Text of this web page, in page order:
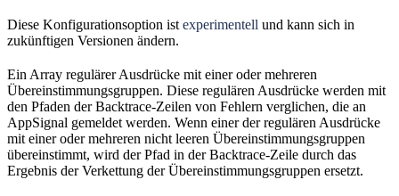
Diese Konfigurationsoption ist experimentell und kann sich in
zukünftigen Versionen ändern.
Ein Array regulärer Ausdrücke mit einer oder mehreren
Übereinstimmungsgruppen. Diese regulären Ausdrücke werden mit
den Pfaden der Backtrace-Zeilen von Fehlern verglichen, die an
AppSignal gemeldet werden. Wenn einer der regulären Ausdrücke
mit einer oder mehreren nicht leeren Übereinstimmungsgruppen
übereinstimmt, wird der Pfad in der Backtrace-Zeile durch das
Ergebnis der Verkettung der Übereinstimmungsgruppen ersetzt.